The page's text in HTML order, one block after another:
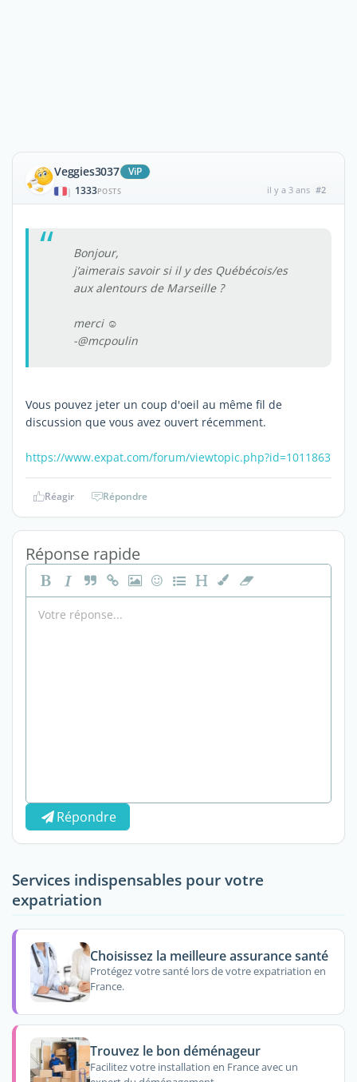
Veggies3037 ViP
| 1333POSTS il y a 3 ans #2
Bonjour,
j’aimerais savoir si il y des Québécois/es
aux alentours de Marseille ?
merci ☺️
-@mcpoulin
Vous pouvez jeter un coup d'oeil au même fil de
discussion que vous avez ouvert récemment.
https://www.expat.com/forum/viewtopic.php?id=1011863
Réagir Répondre
Réponse rapide
Répondre
Services indispensables pour votre
expatriation
Choisissez la meilleure assurance santé
Protégez votre santé lors de votre expatriation en
France.
Trouvez le bon déménageur
Facilitez votre installation en France avec un